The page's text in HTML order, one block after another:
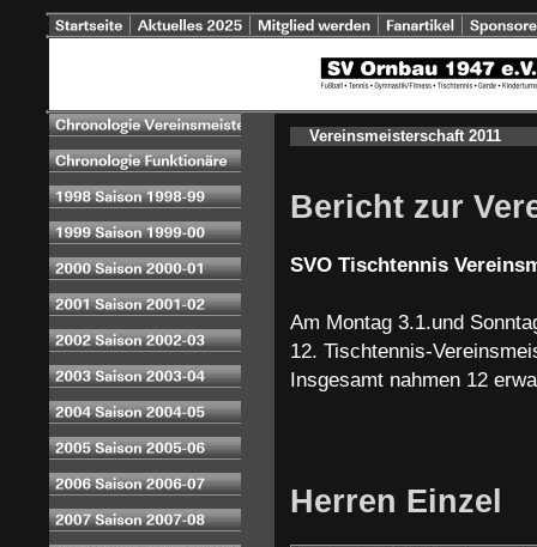
Vereinsmeisterschaft 2011
Bericht zur
SVO Tischtennis
Am Montag 3.1.und
12. Tischtennis-
Insgesamt nahmen 12
Herren Einzel